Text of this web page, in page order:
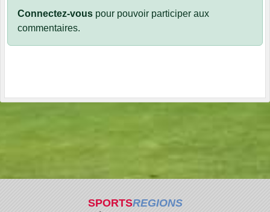
Connectez-vous pour pouvoir participer aux
commentaires.
SPORTSREGIONS